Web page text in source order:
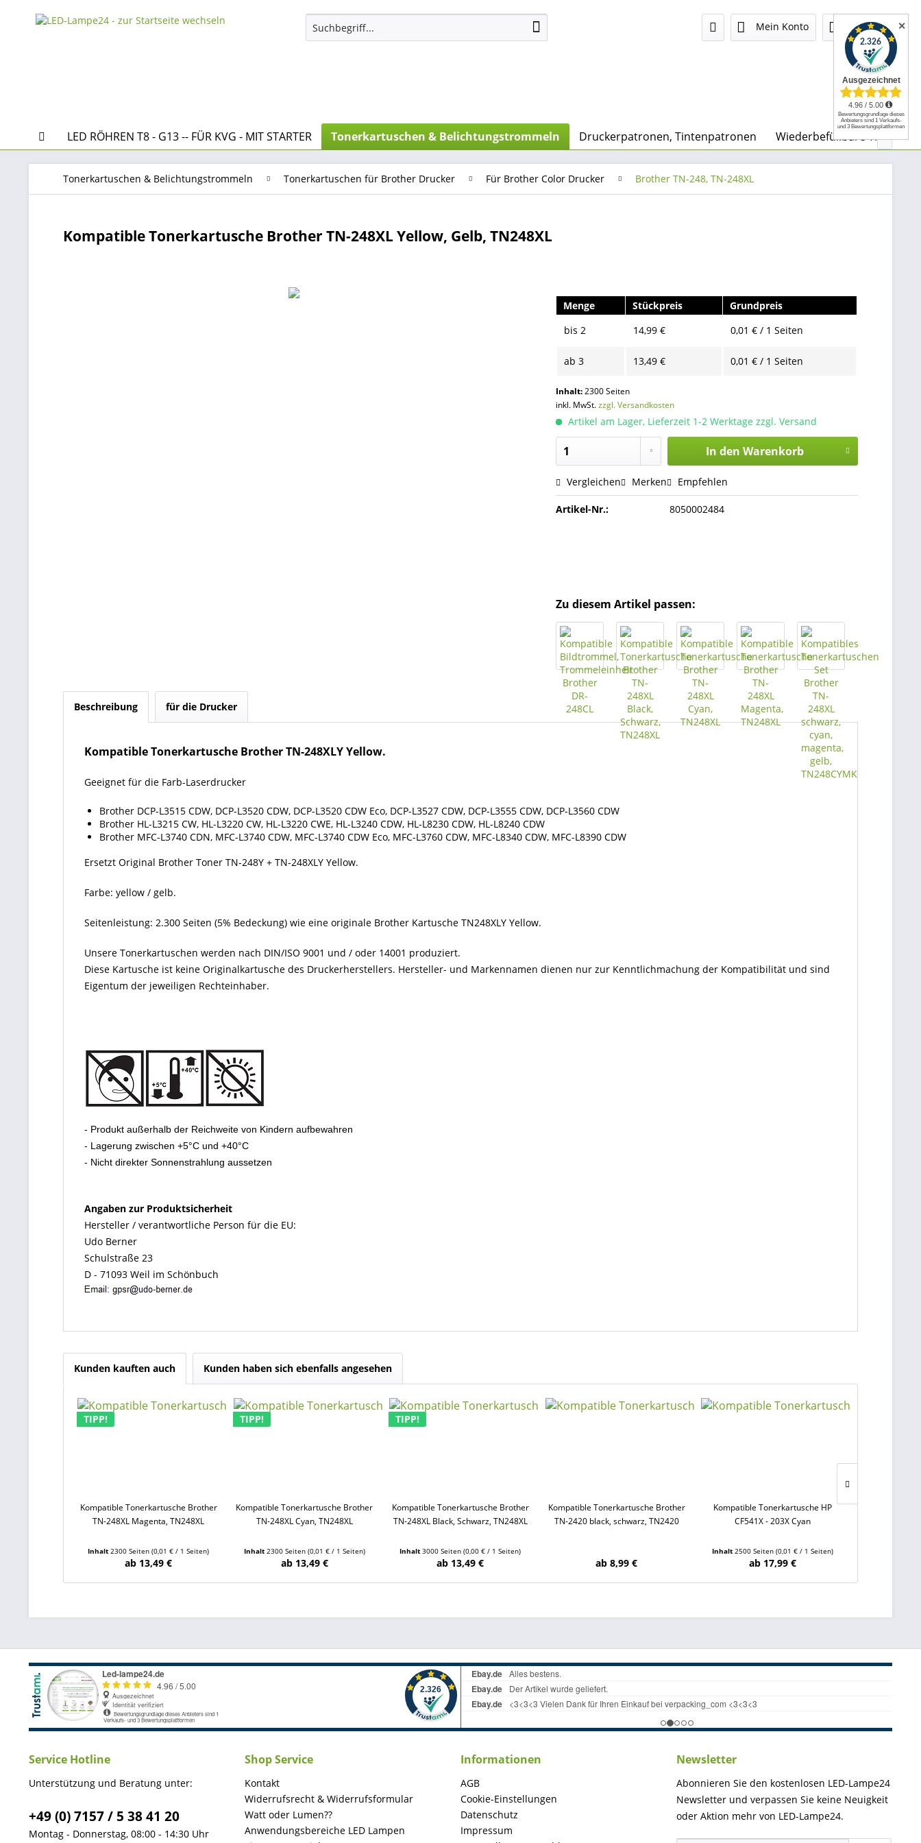
Mein Konto 0,00 €
LED RÖHREN T8 - G13 -- FÜR KVG - MIT STARTER Tonerkartuschen & Belichtungstrommeln Druckerpatronen, Tintenpatronen Wiederbefüllbare 
Tonerkartuschen & Belichtungstrommeln Tonerkartuschen für Brother Drucker Für Brother Color Drucker Brother TN-248, TN-248XL
Kompatible Tonerkartusche Brother TN-248XL Yellow, Gelb, TN248XL
Menge Stückpreis
Grundpreis
bis2 14,99 € 0,01 € / 1 Seiten
ab3 13,49 € 0,01 € / 1 Seiten
Inhalt:2300 Seiten
inkl. MwSt.zzgl. Versandkosten
Artikel am Lager, Lieferzeit 1-2 Werktage zzgl. Versand
In den Warenkorb
Vergleichen Merken Empfehlen
Artikel-Nr.: 8050002484
Zu diesem Artikel passen:
Beschreibung für die Drucker
Kompatible Tonerkartusche Brother TN-248XLY Yellow.
Geeignet für die Farb-Laserdrucker
Brother DCP-L3515 CDW, DCP-L3520 CDW, DCP-L3520 CDW Eco, DCP-L3527 CDW, DCP-L3555 CDW, DCP-L3560 CDW
Brother HL-L3215 CW, HL-L3220 CW, HL-L3220 CWE, HL-L3240 CDW, HL-L8230 CDW, HL-L8240 CDW
Brother MFC-L3740 CDN, MFC-L3740 CDW, MFC-L3740 CDW Eco, MFC-L3760 CDW, MFC-L8340 CDW, MFC-L8390 CDW
Ersetzt Original Brother Toner TN-248Y + TN-248XLY Yellow.
Farbe: yellow / gelb.
Seitenleistung: 2.300 Seiten (5% Bedeckung) wie eine originale Brother Kartusche TN248XLY Yellow.
Unsere Tonerkartuschen werden nach DIN/ISO 9001 und / oder 14001 produziert.
Diese Kartusche ist keine Originalkartusche des Druckerherstellers. Hersteller- und Markennamen dienen nur zur Kenntlichmachung der Kompatibilität und sind
Eigentum der jeweiligen Rechteinhaber.
- Produkt außerhalb der Reichweite von Kindern aufbewahren
- Lagerung zwischen +5°C und +40°C
- Nicht direkter Sonnenstrahlung aussetzen
Angaben zur Produktsicherheit
Hersteller / verantwortliche Person für die EU:
Udo Berner
Schulstraße 23
D - 71093 Weil im Schönbuch
Kunden kauften auch Kunden haben sich ebenfalls angesehen
TIPP!
Kompatible Tonerkartusche Brother
TN-248XL Magenta, TN248XL
Inhalt2300 Seiten(0,01 € / 1 Seiten)
ab 13,49 €
TIPP!
Kompatible Tonerkartusche Brother
TN-248XL Cyan, TN248XL
Inhalt 2300 Seiten (0,01 € / 1 Seiten)
ab 13,49 €
TIPP!
Kompatible Tonerkartusche Brother
TN-248XL Black, Schwarz, TN248XL
Inhalt3000 Seiten(0,00 € / 1 Seiten)
ab 13,49 €
Kompatible Tonerkartusche Brother
TN-2420 black, schwarz, TN2420
ab 8,99 €
Kompatible Tonerkartusche HP
CF541X - 203X Cyan
Inhalt 2500 Seiten (0,01 € / 1 Seiten)
ab 17,99 €
✕
Service Hotline
Unterstützung und Beratung unter:
+49 (0) 7157 / 5 38 41 20
Montag - Donnerstag, 08:00 - 14:30 Uhr
Shop Service
Kontakt
Widerrufsrecht & Widerrufsformular
Watt oder Lumen??
Anwendungsbereiche LED Lampen
Informationen
AGB
Cookie-Einstellungen
Datenschutz
Impressum
Newsletter
Abonnieren Sie den kostenlosen LED-Lampe24
Newsletter und verpassen Sie keine Neuigkeit
oder Aktion mehr von LED-Lampe24.